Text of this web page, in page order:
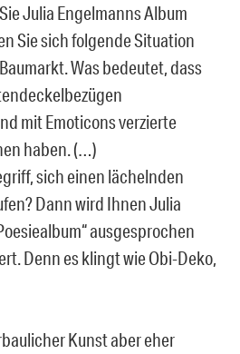
Julia Engelmanns Album
Sie sich folgende Situation
Was bedeutet, dass
mit Emoticons verzierte
haben. (…)
sich einen lächelnden
Dann wird Ihnen Julia
ausgesprochen
Denn es klingt wie Obi-Deko,
Kunst aber eher